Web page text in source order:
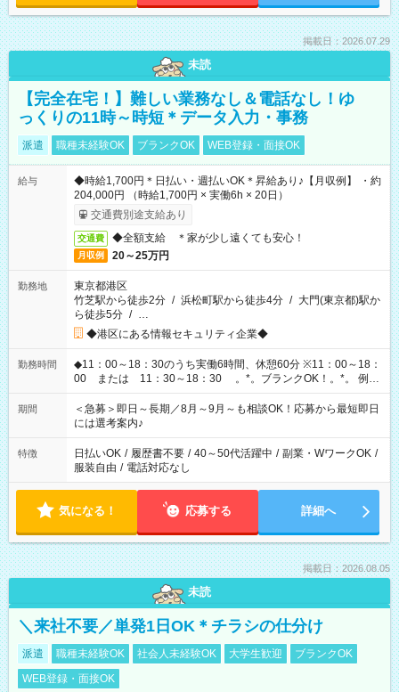
掲載日：2026.07.29
未読
【完全在宅！】難しい業務なし＆電話なし！ゆ
っくりの11時～時短＊データ入力・事務
派遣 職種未経験OK ブランクOK WEB登録・面接OK
給与
◆時給1,700円＊日払い・週払いOK＊昇給あり♪【月収例】 ・約
204,000円 （時給1,700円 × 実働6h × 20日）
交通費別途支給あり
交通費 ◆全額支給 ＊家が少し遠くても安心！
月収例 20～25万円
勤務地
東京都港区
竹芝駅から徒歩2分 / 浜松町駅から徒歩4分 / 大門(東京都)駅か
ら徒歩5分 / …
◆港区にある情報セキュリティ企業◆
勤務時間
◆11：00～18：30のうち実働6時間、休憩60分 ※11：00～18：
00 または 11：30～18：30 。*。ブランクOK！。*。 例え
ば前職が、 在宅/財団法人/事務/コールセンター/受付/販売/カフェ
スタッフ スイーツ販売/ホテルフロント/化粧品販売/など 様々な
業界から入社して活躍されています♪
期間
＜急募＞即日～長期／8月～9月～も相談OK！応募から最短即日
には選考案内♪
特徴 日払いOK / 履歴書不要 / 40～50代活躍中 / 副業・WワークOK /
服装自由 / 電話対応なし
気になる！ 応募する 詳細へ
掲載日：2026.08.05
未読
＼来社不要／単発1日OK＊チラシの仕分け
派遣 職種未経験OK 社会人未経験OK 大学生歓迎
ブランクOK
WEB登録・面接OK